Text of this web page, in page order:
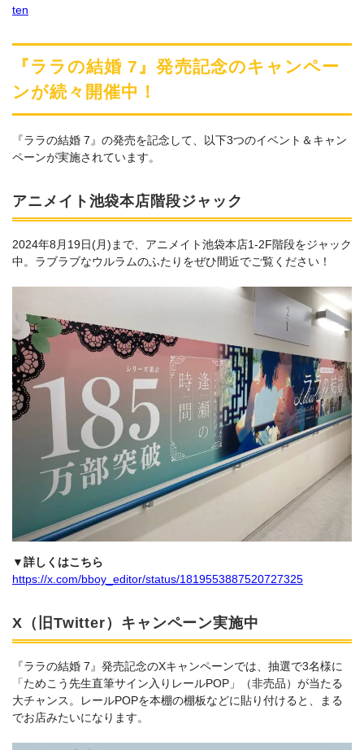
ten
『ララの結婚 7』発売記念のキャンペー
ンが続々開催中！
『ララの結婚 7』の発売を記念して、以下3つのイベント＆キャン
ペーンが実施されています。
アニメイト池袋本店階段ジャック
2024年8月19日(月)まで、アニメイト池袋本店1-2F階段をジャック
中。ラブラブなウルラムのふたりをぜひ間近でご覧ください！
▼詳しくはこちら
https://x.com/bboy_editor/status/1819553887520727325
X（旧Twitter）キャンペーン実施中
『ララの結婚 7』発売記念のXキャンペーンでは、抽選で3名様に
「ためこう先生直筆サイン入りレールPOP」（非売品）が当たる
大チャンス。レールPOPを本棚の棚板などに貼り付けると、まる
でお店みたいになります。